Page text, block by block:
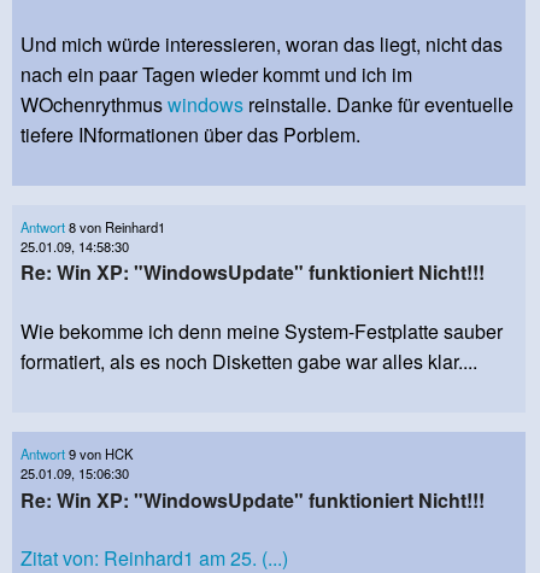
Und mich würde interessieren, woran das liegt, nicht das
nach ein paar Tagen wieder kommt und ich im
WOchenrythmuswindows reinstalle. Danke für eventuelle
tiefere INformationen über das Porblem.
Antwort8 von Reinhard1
25.01.09, 14:58:30
Re: Win XP: "WindowsUpdate" funktioniert Nicht!!!
Wie bekomme ich denn meine System-Festplatte sauber
formatiert, als es noch Disketten gabe war alles klar....
Antwort9 von HCK
25.01.09, 15:06:30
Re: Win XP: "WindowsUpdate" funktioniert Nicht!!!
Zitat von: Reinhard1 am 25. (...)